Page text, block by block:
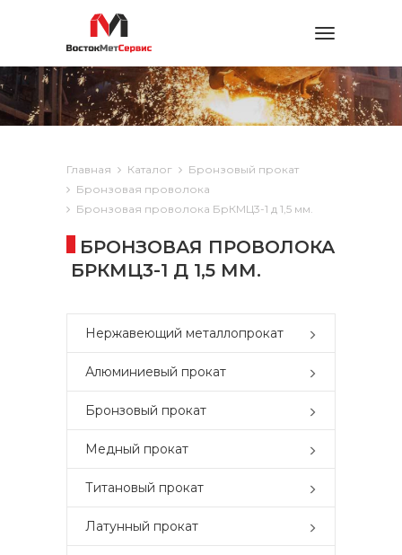
Toggle
Главная Каталог
Бронзовый прокат
Бронзовая проволока
Бронзовая проволока БрКМЦ3-1 д 1,5 мм.
БРОНЗОВАЯ ПРОВОЛОКА
БРКМЦ3-1 Д 1,5 ММ.
Нержавеющий металлопрокат
Алюминиевый прокат
Бронзовый прокат
Медный прокат
Титановый прокат
Латунный прокат